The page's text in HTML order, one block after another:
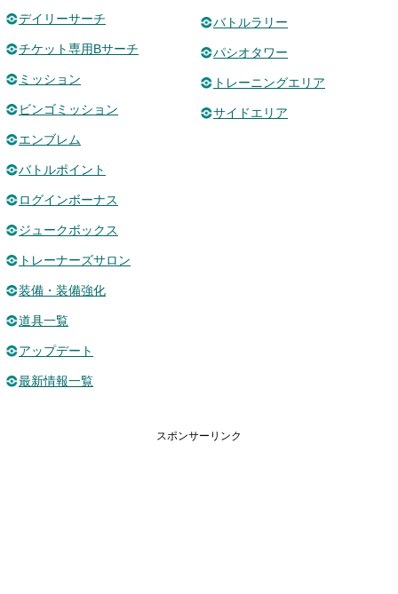
デイリーサーチ
チケット専用Bサーチ
ミッション
ビンゴミッション
エンブレム
バトルポイント
ログインボーナス
ジュークボックス
トレーナーズサロン
装備・装備強化
道具一覧
アップデート
最新情報一覧
バトルラリー
パシオタワー
トレーニングエリア
サイドエリア
スポンサーリンク